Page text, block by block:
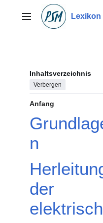
springenHauptmenü
Inhaltsverzeichnis
Verbergen
Anfang
n
der
elektrisch